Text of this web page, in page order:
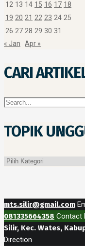
12 13 14 15 16 17 18
19 20 21 22 23 24 25
26 27 28 29 30 31
« Jan
Apr »
CARI
TOPIK
Topik
mts.silir@gmail.com
081335664358 Contact
Silir, Kec. Wates,
Direction